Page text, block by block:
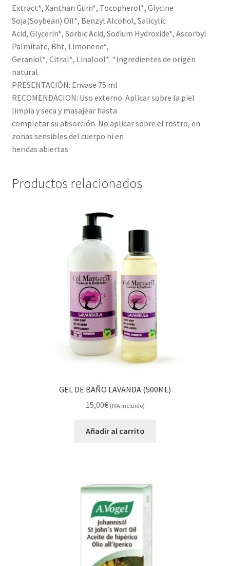
Extract*, Xanthan Gum*, Tocopherol*, Glycine
Soja(Soybean) Oil*, Benzyl Alcohol, Salicylic
Acid, Glycerin*, Sorbic Acid, Sodium Hydroxide*, Ascorbyl
Palmitate, Bht, Limonene*,
Geraniol*, Citral*, Linalool*. *Ingredientes de origen
natural.
PRESENTACIÓN: Envase 75 ml
RECOMENDACION: Uso externo. Aplicar sobre la piel
limpia y seca y masajear hasta
completar su absorción. No aplicar sobre el rostro, en
zonas sensibles del cuerpo ni en
heridas abiertas
Productos relacionados
GEL DE BAÑO LAVANDA (500ML)
15,00€ (IVA incluido)
Añadir al carrito